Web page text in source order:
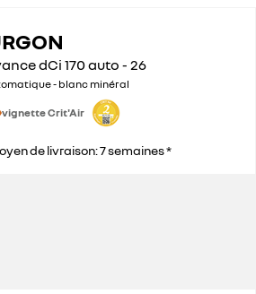
dCi 170 auto - 26
- blanc minéral
vignette Crit'Air
de livraison: 7 semaines *